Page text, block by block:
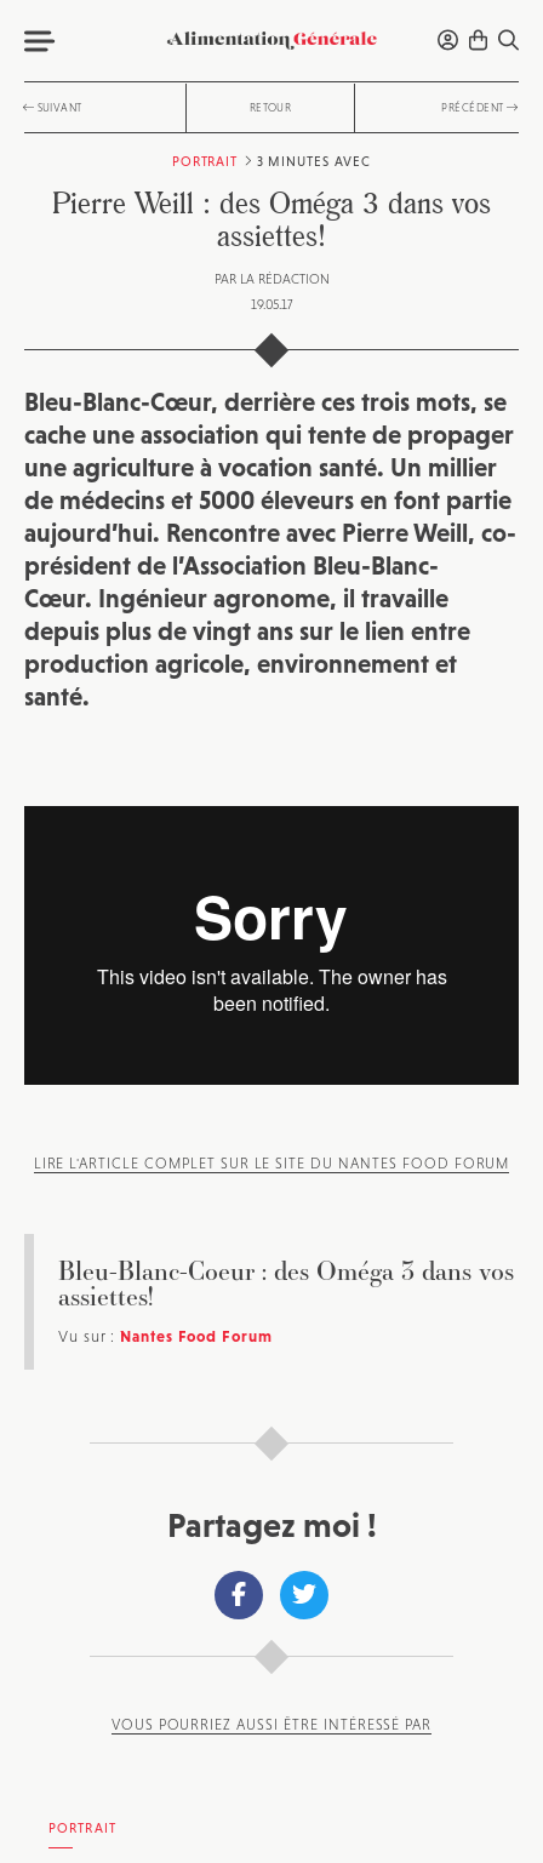
SUIVANT RETOUR PRÉCÉDENT
PORTRAIT 3 MINUTES AVEC
Pierre Weill : des Oméga 3 dans vos
assiettes!
PAR LA RÉDACTION
19.05.17
Bleu-Blanc-Cœur, derrière ces trois mots, se
cache une association qui tente de propager
une agriculture à vocation santé. Un millier
de médecins et 5000 éleveurs en font partie
aujourd’hui. Rencontre avec Pierre Weill, co-
président de l’Association Bleu-Blanc-
Cœur. Ingénieur agronome, il travaille
depuis plus de vingt ans sur le lien entre
production agricole, environnement et
santé.
LIRE L'ARTICLE COMPLET SUR LE SITE DU NANTES FOOD FORUM
Bleu-Blanc-Coeur : des Oméga 3 dans vos
assiettes!
Vu sur :Nantes Food Forum
Partagez moi !
VOUS POURRIEZ AUSSI ÊTRE INTÉRESSÉ PAR
PORTRAIT